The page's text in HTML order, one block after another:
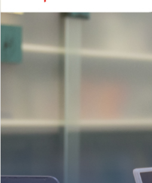
EDUCAÇÃO
Inglês todos
Dupla